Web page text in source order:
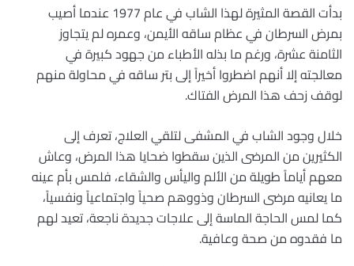
بدأت القصة المثيرة لهذا الشاب في عام 1977 عندما أصيب
بمرض السرطان في عظام ساقه الأيمن، وعمره لم يتجاوز
الثامنة عشرة، ورغم ما بذله الأطباء من جهود كبيرة في
معالجته إلا أنهم اضطروا أخيراً إلى بتر ساقه في محاولة منهم
لوقف زحف هذا المرض الفتاك.
خلال وجود الشاب في المشفى لتلقي العلاج، تعرف إلى
الكثيرين من المرضى الذين سقطوا ضحايا هذا المرض، وعاش
معهم أياماً طويلة من الألم واليأس والشقاء، فلمس بأم عينه
ما يعانيه مرضى السرطان وذووهم صحياً واجتماعياً ونفسياً،
كما لمس الحاجة الماسة إلى علاجات جديدة ناجعة، تعيد لهم
ما فقدوه من صحة وعافية.